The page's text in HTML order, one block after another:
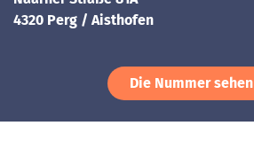
4320 Perg / Aisthofen
Die Nummer sehen